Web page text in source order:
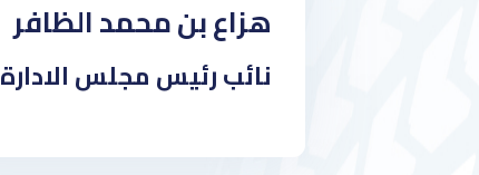
هزاع بن محمد الظافر
نائب رئيس مجلس الادارة